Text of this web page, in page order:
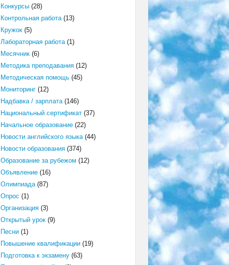
Конкурсы(28)
Контрольная работа(13)
Кружок(5)
Лабораторная работа(1)
Месячник(6)
Методика преподавания(12)
Методическая помощь(45)
Мониторинг(12)
Надбавка / зарплата(146)
Национальный сертификат(37)
Начальное образование(22)
Новости английского языка(44)
Новости образования(374)
Образование за рубежом (12)
Объявление(16)
Олимпиада(87)
Опрос (1)
Организация(3)
Открытый урок(9)
Песни(1)
Повышение квалификации(19)
Подготовка к экзамену(63)